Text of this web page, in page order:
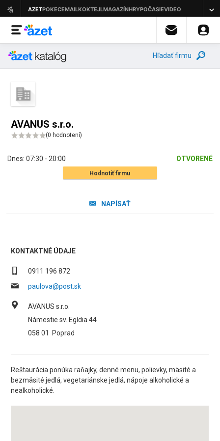
Hľadať firmu
AVANUS s.r.o.
(0 hodnotení)
Dnes: 07:30 - 20:00 OTVORENÉ
Hodnotiť firmu
NAPÍSAŤ
KONTAKTNÉ ÚDAJE
0911 196 872
paulova@post.sk
AVANUS s.r.o.
Námestie sv. Egídia 44
058 01
Poprad
Reštaurácia ponúka raňajky, denné menu, polievky, mäsité a
bezmäsité jedlá, vegetariánske jedlá, nápoje alkoholické a
nealkoholické.